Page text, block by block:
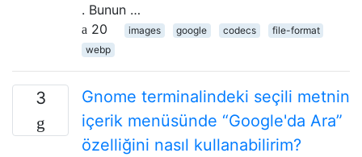
. Bunun …
20
images google codecs
file-format
webp
3
Gnome terminalindeki seçili metnin
içerik menüsünde “Google'da Ara”
özelliğini nasıl kullanabilirim?